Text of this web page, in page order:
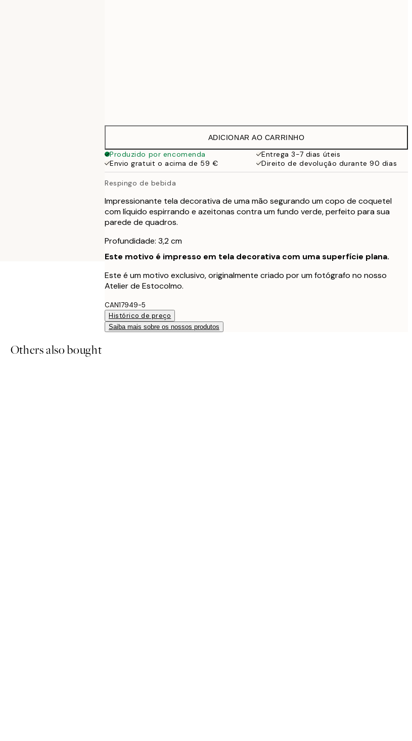
ADICIONAR AO CARRINHO
Produzido por encomenda
Entrega 3-7 dias úteis
Envio gratuit o acima de 59 €
Direito de devolução durante 90 dias
Respingo de bebida
Impressionante tela decorativa de uma mão segurando um copo de coquetel
com líquido espirrando e azeitonas contra um fundo verde, perfeito para sua
parede de quadros.
Profundidade: 3,2 cm
Este motivo é impresso em tela decorativa com uma superfície plana.
Este é um motivo exclusivo, originalmente criado por um fotógrafo no nosso
Atelier de Estocolmo.
CAN17949-5
Histórico de preço
Saiba mais sobre os nossos produtos
Others also bought